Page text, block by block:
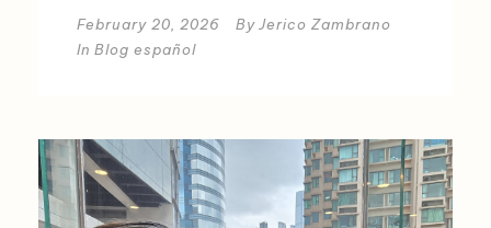
February 20, 2026 ByJerico Zambrano
In Blog español